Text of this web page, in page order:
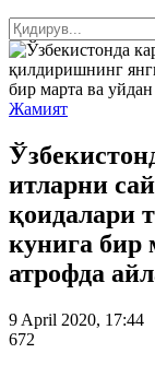
Жамият
итларни
қоидалари
кунига бир
атрофда
9 April 2020, 17:44
672